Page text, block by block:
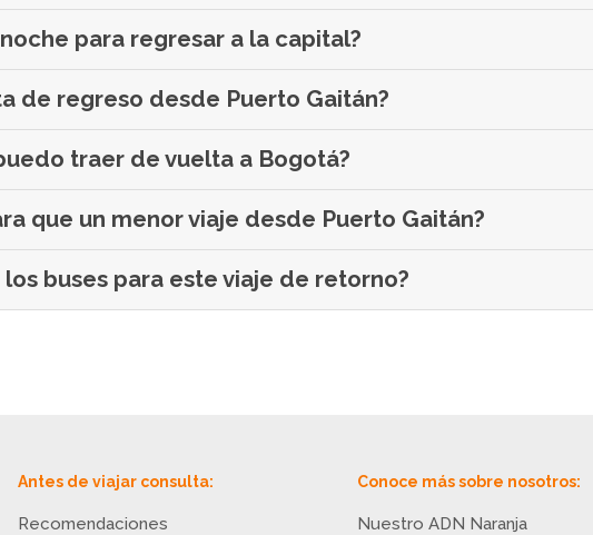
para regresar a la capital?
de regreso desde Puerto Gaitán?
traer de vuelta a Bogotá?
que un menor viaje desde Puerto Gaitán?
buses para este viaje de retorno?
Antes de viajar consulta:
Recomendaciones
Conoce más sobre nosotros:
Nuestro ADN Naranja